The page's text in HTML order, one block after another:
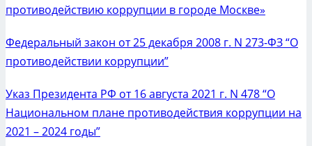
противодействию коррупции в городе Москве»
Федеральный закон от 25 декабря 2008 г. N 273-ФЗ “О
противодействии коррупции”
Указ Президента РФ от 16 августа 2021 г. N 478 “О
Национальном плане противодействия коррупции на
2021 – 2024 годы”